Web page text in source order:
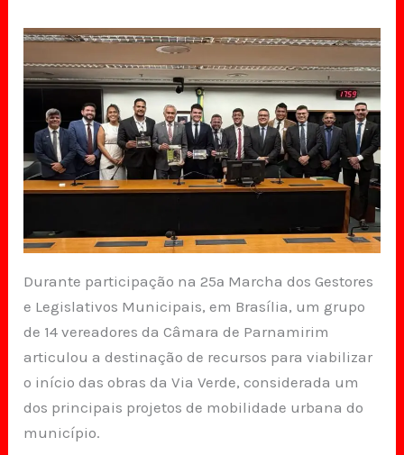
Durante participação na 25ª Marcha dos Gestores
e Legislativos Municipais, em Brasília, um grupo
de 14 vereadores da Câmara de Parnamirim
articulou a destinação de recursos para viabilizar
o início das obras da Via Verde, considerada um
dos principais projetos de mobilidade urbana do
município.